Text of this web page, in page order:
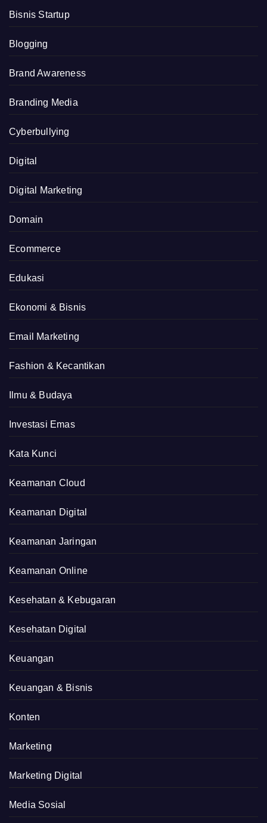
Bisnis Startup
Blogging
Brand Awareness
Branding Media
Cyberbullying
Digital
Digital Marketing
Domain
Ecommerce
Edukasi
Ekonomi & Bisnis
Email Marketing
Fashion & Kecantikan
Ilmu & Budaya
Investasi Emas
Kata Kunci
Keamanan Cloud
Keamanan Digital
Keamanan Jaringan
Keamanan Online
Kesehatan & Kebugaran
Kesehatan Digital
Keuangan
Keuangan & Bisnis
Konten
Marketing
Marketing Digital
Media Sosial